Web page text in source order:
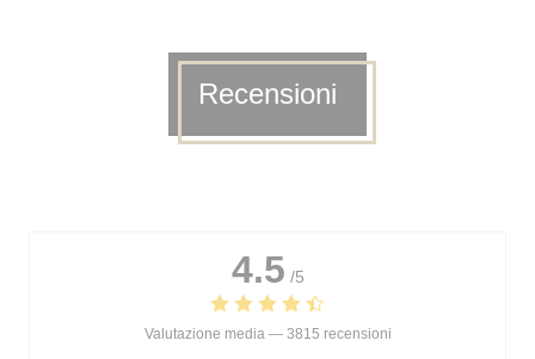
Recensioni
4.5 /5
Valutazione media — 3815 recensioni